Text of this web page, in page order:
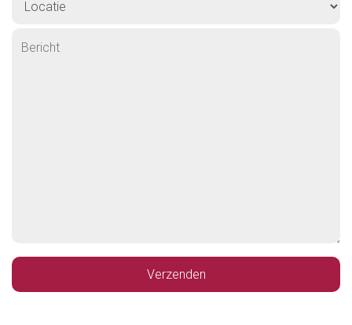
Verzenden